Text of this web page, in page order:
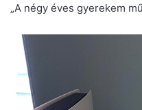
„A négy éves gyerekem